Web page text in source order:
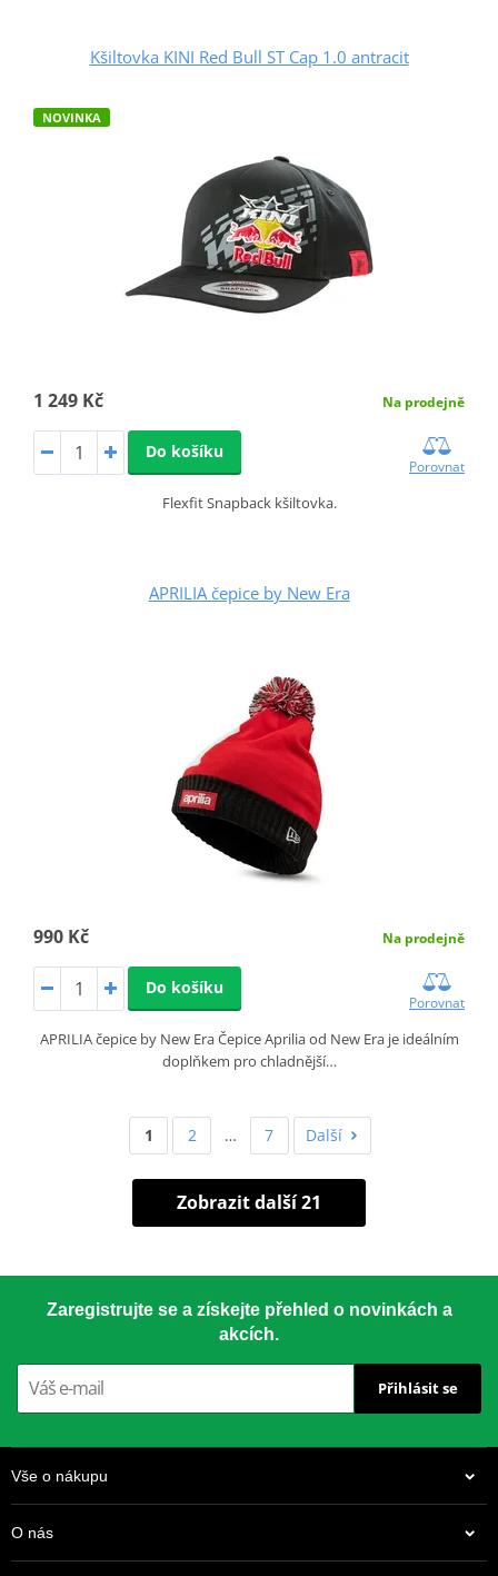
Kšiltovka KINI Red Bull ST Cap 1.0 antracit
NOVINKA
1 249 Kč Na prodejně
Do košíku
Porovnat
Flexfit Snapback kšiltovka.
APRILIA čepice by New Era
990 Kč Na prodejně
Do košíku
Porovnat
APRILIA čepice by New Era Čepice Aprilia od New Era je ideálním
doplňkem pro chladnější…
1 2 … 7 Další
Zobrazit další 21
Zaregistrujte se a získejte přehled o novinkách a
akcích.
Přihlásit se
Vše o nákupu
O nás